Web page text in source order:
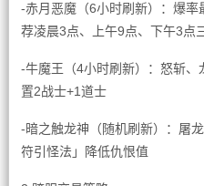
-赤月恶魔（6小时刷新）：爆
荐凌晨3点、上午9点、下午3点
-牛魔王（4小时刷新）：怒斩
置2战士+1道士
-暗之触龙神（随机刷新）：屠
符引怪法」降低仇恨值